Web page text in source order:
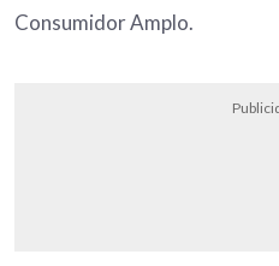
Consumidor Amplo.